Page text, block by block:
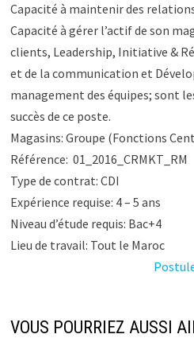
Capacité à maintenir des
Capacité à gérer l’actif de son
clients, Leadership, Initiative &
et de la communication et
management des équipes; sont
succès de ce poste.
Magasins: Groupe (Fonctions
Référence: 01_2016_CRMKT_RM
Type de contrat: CDI
Expérience requise: 4 – 5 ans
Niveau d’étude requis: Bac+4
Lieu de travail: Tout le Maroc
VOUS POURRIEZ AUSSI